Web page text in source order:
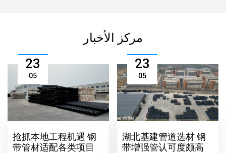
مركز الأخبار
23
05
抢抓本地工程机遇 钢
带管材适配各类项目
23
05
湖北基建管道选材 钢
带增强管认可度颇高